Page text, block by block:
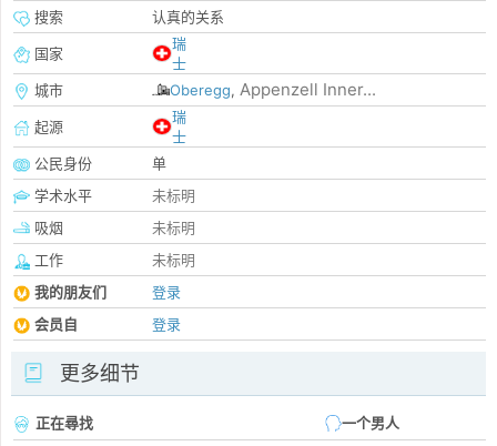
搜索
认真的关系
国家
瑞
士
城市
Oberegg, Appenzell Inner...
起源
瑞
士
公民身份
单
学术水平
未标明
吸烟
未标明
工作
未标明
我的朋友们
登录
会员自
登录
更多细节
正在尋找
一个男人